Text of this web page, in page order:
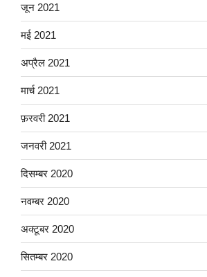
जून 2021
मई 2021
अप्रैल 2021
मार्च 2021
फ़रवरी 2021
जनवरी 2021
दिसम्बर 2020
नवम्बर 2020
अक्टूबर 2020
सितम्बर 2020